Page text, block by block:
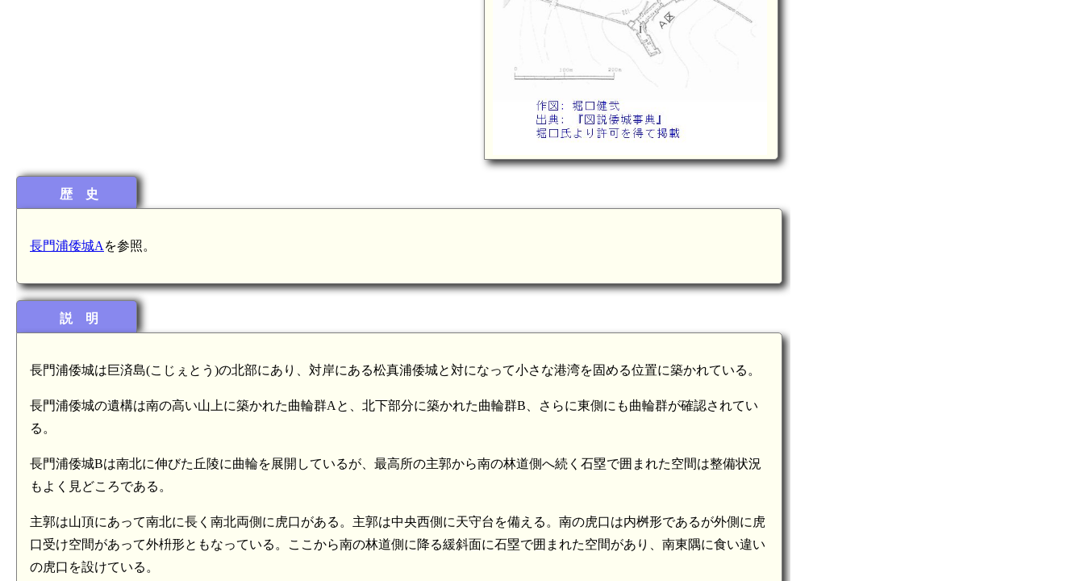
歴 史
長門浦倭城A を参照。
説 明
長門浦倭城は巨済島(こじぇとう)の北部にあり、対岸にある松真浦倭城と対になって小さな港湾を固める位置に築かれている。
長門浦倭城の遺構は南の高い山上に築かれた曲輪群Aと、北下部分に築かれた曲輪群B、さらに東側にも曲輪群が確認されてい
る。
長門浦倭城Bは南北に伸びた丘陵に曲輪を展開しているが、最高所の主郭から南の林道側へ続く石塁で囲まれた空間は整備状況
もよく見どころである。
主郭は山頂にあって南北に長く南北両側に虎口がある。主郭は中央西側に天守台を備える。南の虎口は内桝形であるが外側に虎
口受け空間があって外枡形ともなっている。ここから南の林道側に降る緩斜面に石塁で囲まれた空間があり、南東隅に食い違い
の虎口を設けている。
韓国 明洞倭城D(12.0km)
韓国 明洞倭城B(12.4km)
韓国 明洞倭城A(12.6km)